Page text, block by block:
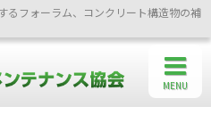
るフォーラム、コンクリート構造物の補
MENU